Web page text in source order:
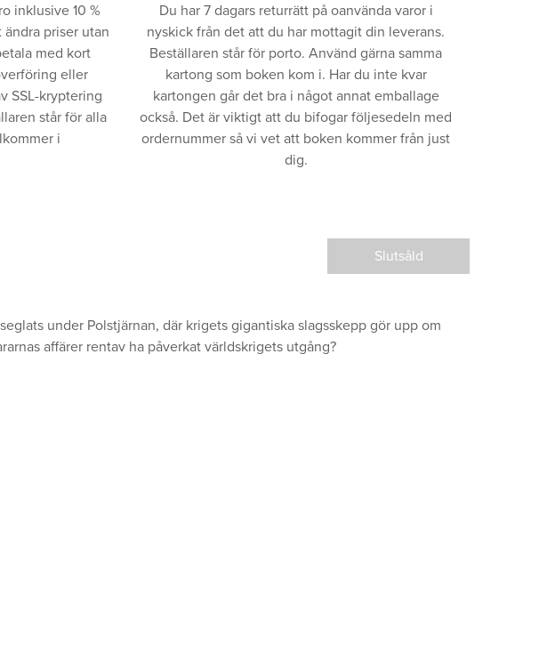
inklusive 10 %
priser utan
med kort
eller
SSL-kryptering
står för alla
i
Du har 7 dagars returrätt på oanvända varor i
nyskick från det att du har mottagit din leverans.
Beställaren står för porto. Använd gärna samma
kartong som boken kom i. Har du inte kvar
kartongen går det bra i något annat emballage
också. Det är viktigt att du bifogar följesedeln med
ordernummer så vi vet att boken kommer från just
dig.
Slutsåld
under Polstjärnan, där krigets gigantiska slagsskepp gör upp om
affärer rentav ha påverkat världskrigets utgång?